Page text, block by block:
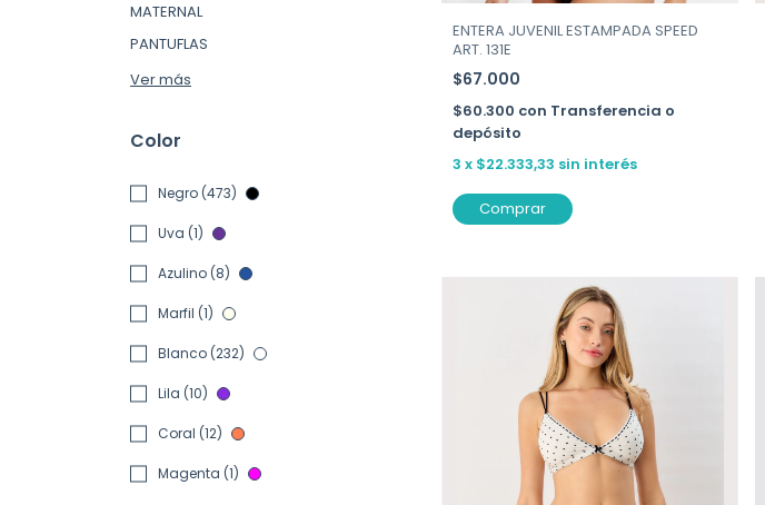
MATERNAL
PANTUFLAS
Ver más
Color
Negro (473)
Uva (1)
Azulino (8)
Marfil (1)
Blanco (232)
Lila (10)
Coral (12)
Magenta (1)
ENTERA JUVENIL ESTAMPADA SPEED
ART. 131E
$67.000
$60.300 con Transferencia o
depósito
3 x $22.333,33 sin interés
Comprar